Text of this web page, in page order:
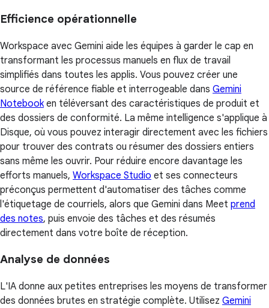
Efficience opérationnelle
Workspace avec Gemini aide les équipes à garder le cap en
transformant les processus manuels en flux de travail
simplifiés dans toutes les applis. Vous pouvez créer une
source de référence fiable et interrogeable dans Gemini
Notebooken téléversant des caractéristiques de produit et
des dossiers de conformité. La même intelligence s'applique à
Disque, où vous pouvez interagir directement avec les fichiers
pour trouver des contrats ou résumer des dossiers entiers
sans même les ouvrir. Pour réduire encore davantage les
efforts manuels, Workspace Studio et ses connecteurs
préconçus permettent d'automatiser des tâches comme
l'étiquetage de courriels, alors que Gemini dans Meet prend
des notes, puis envoie des tâches et des résumés
directement dans votre boîte de réception.
Analyse de données
L'IA donne aux petites entreprises les moyens de transformer
des données brutes en stratégie complète. Utilisez Gemini